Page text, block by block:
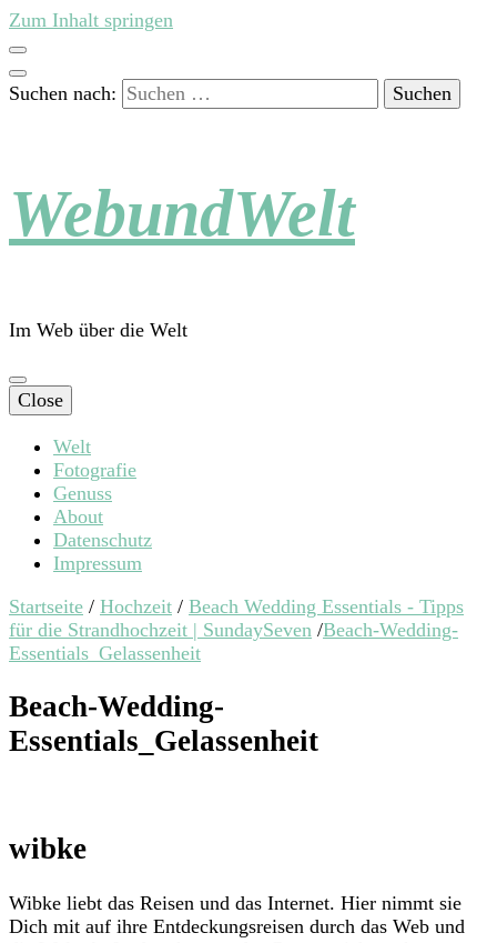
Zum Inhalt springen
Suchen nach:
WebundWelt
Im Web über die Welt
Close
Welt
Fotografie
Genuss
About
Datenschutz
Impressum
Startseite / Hochzeit / Beach Wedding Essentials - Tipps
für die Strandhochzeit | SundaySeven /Beach-Wedding-
Essentials_Gelassenheit
Beach-Wedding-
Essentials_Gelassenheit
wibke
Wibke liebt das Reisen und das Internet. Hier nimmt sie
Dich mit auf ihre Entdeckungsreisen durch das Web und